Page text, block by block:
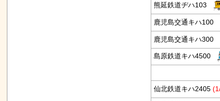
熊延鉄道ヂハ103
鹿児島交通キハ100
鹿児島交通キハ300
島原鉄道キハ4500
仙北鉄道キハ2405